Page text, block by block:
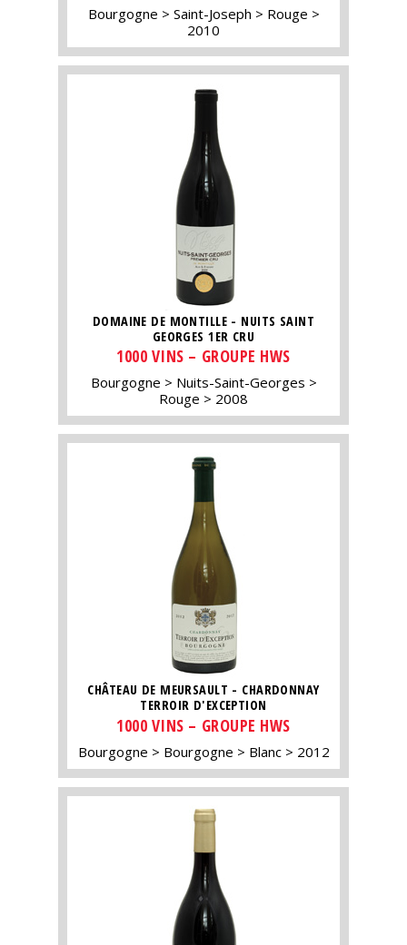
Bourgogne Saint-Joseph
Rouge
2010
DOMAINE DE MONTILLE - NUITS SAINT
GEORGES 1ER CRU
1000 VINS – GROUPE HWS
Bourgogne
Nuits-Saint-Georges
Rouge
2008
CHÂTEAU DE MEURSAULT - CHARDONNAY
TERROIR D'EXCEPTION
1000 VINS – GROUPE HWS
Bourgogne Bourgogne Blanc 2012